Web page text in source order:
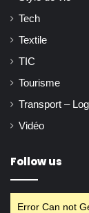
Tech
Textile
TIC
Tourisme
Transport –
Vidéo
Follow us
Error Can not